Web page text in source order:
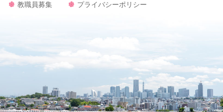
教職員募集
プライバシーポリシー